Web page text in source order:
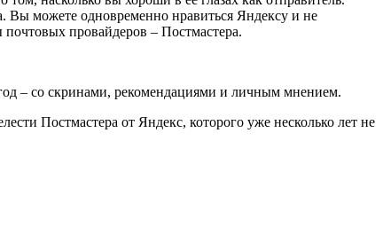
Вы можете одновременно нравиться Яндексу и не
провайдеров – Постмастера.
– со скринами, рекомендациями и личным мнением.
Постмастера от Яндекс, которого уже несколько лет не